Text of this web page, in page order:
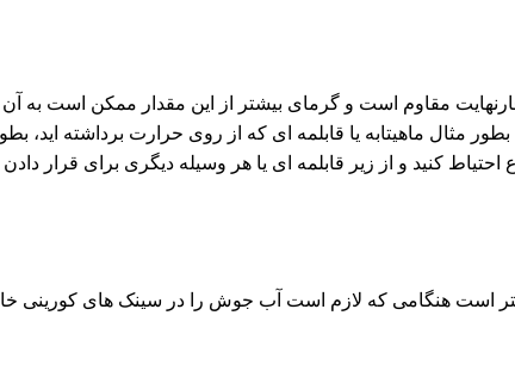
توان گفت که سنگ مصنوعی کورین تا دمای 212 درجه فارنهایت مقاوم است و گرمای بیشتر از
مثال ماهیتابه یا قابلمه ای که از روی حرارت برداشته اید،
کنید و از زیر قابلمه ای یا هر وسیله دیگری برای قرار
هنگامی که لازم است آب جوش را در سینک های کورینی خالی